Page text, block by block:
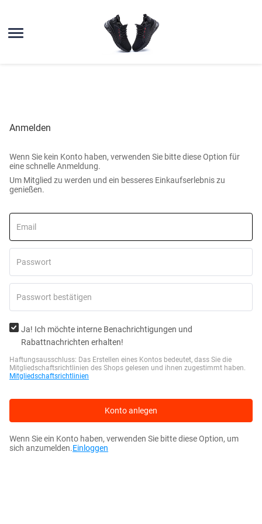
Anmelden
Wenn Sie kein Konto haben, verwenden Sie bitte diese Option für
eine schnelle Anmeldung.
Um Mitglied zu werden und ein besseres Einkaufserlebnis zu
genießen.
Ja! Ich möchte interne Benachrichtigungen und
Rabattnachrichten erhalten!
Haftungsausschluss: Das Erstellen eines Kontos bedeutet, dass Sie die
Mitgliedschaftsrichtlinien des Shops gelesen und ihnen zugestimmt haben.
Mitgliedschaftsrichtlinien
Konto anlegen
Wenn Sie ein Konto haben, verwenden Sie bitte diese Option, um
sich anzumelden.Einloggen